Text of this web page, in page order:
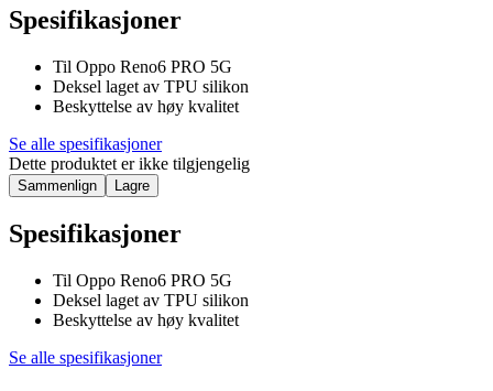
Spesifikasjoner
Til Oppo Reno6 PRO 5G
Deksel laget av TPU silikon
Beskyttelse av høy kvalitet
Se alle spesifikasjoner
Dette produktet er ikke tilgjengelig
Sammenlign Lagre
Spesifikasjoner
Til Oppo Reno6 PRO 5G
Deksel laget av TPU silikon
Beskyttelse av høy kvalitet
Se alle spesifikasjoner